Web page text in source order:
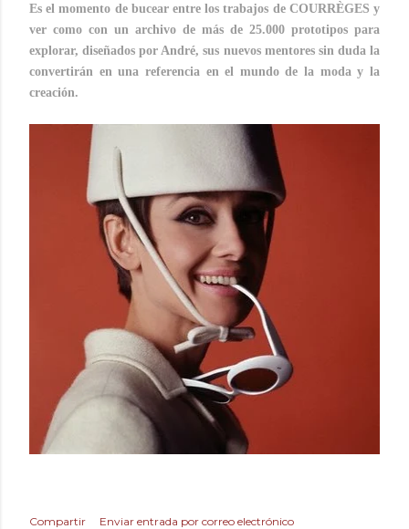
Es el momento de bucear entre los trabajos de COURRÈGES y
ver como con un archivo de más de 25.000 prototipos para
explorar, diseñados por André, sus nuevos mentores sin duda la
convertirán en una referencia en el mundo de la moda y la
creación.
Compartir Enviar entrada por correo electrónico